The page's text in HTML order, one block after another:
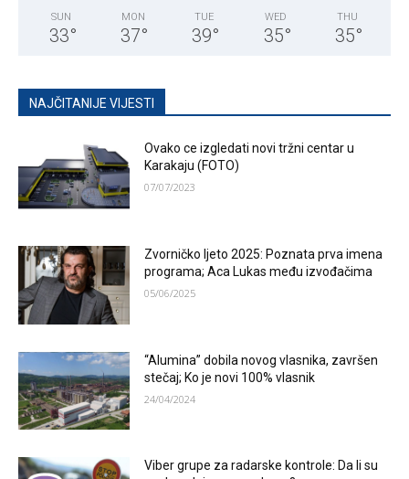
SUN
33°
MON
37°
TUE
39°
WED
35°
THU
35°
NAJČITANIJE VIJESTI
Ovako ce izgledati novi tržni centar u
Karakaju (FOTO)
07/07/2023
Zvorničko ljeto 2025: Poznata prva imena
programa; Aca Lukas među izvođačima
05/06/2025
“Alumina” dobila novog vlasnika, završen
stečaj; Ko je novi 100% vlasnik
24/04/2024
Viber grupe za radarske kontrole: Da li su